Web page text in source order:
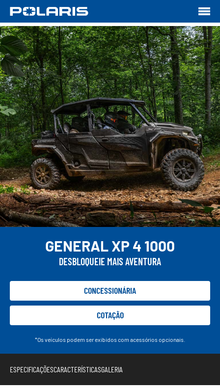
GENERAL XP 4 1000
DESBLOQUEIE MAIS AVENTURA
CONCESSIONÁRIA
COTAÇÃO
*Os veículos podem ser exibidos com acessórios opcionais.
ESPECIFICAÇÕESCARACTERÍSTICASGALERIA